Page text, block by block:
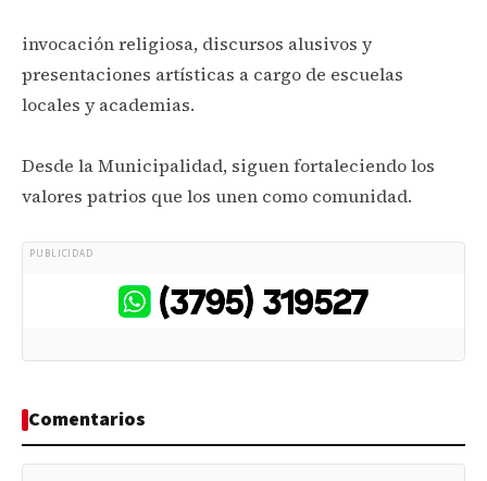
invocación religiosa, discursos alusivos y
presentaciones artísticas a cargo de escuelas
locales y academias.
Desde la Municipalidad, siguen fortaleciendo los
valores patrios que los unen como comunidad.
PUBLICIDAD
Comentarios